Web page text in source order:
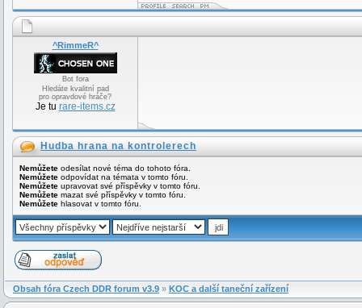
^RimmeR^
Bot fora
Hledáte kvalitní pad
pro opravdové hráče?
Je tu rare-items.cz
Hudba hrana na kontrolerech
Nemůžete odesílat nové téma do tohoto fóra.
Nemůžete odpovídat na témata v tomto fóru.
Nemůžete upravovat své příspěvky v tomto fóru.
Nemůžete mazat své příspěvky v tomto fóru.
Nemůžete hlasovat v tomto fóru.
Obsah fóra Czech DDR forum v3.9 » KOC a další taneční zařízení